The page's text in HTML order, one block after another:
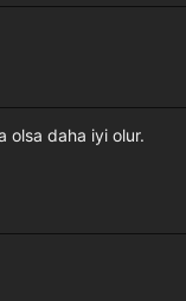
olsa daha iyi olur.